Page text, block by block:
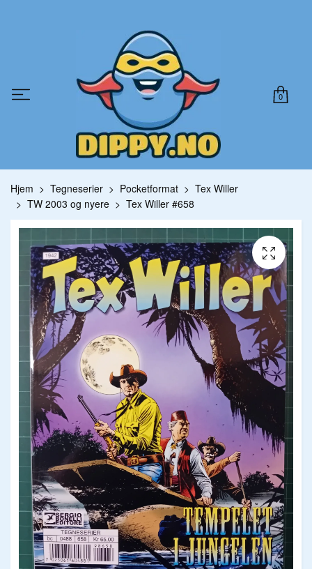
0
Hjem Tegneserier Pocketformat
Tex Willer
TW 2003 og nyere
Tex Willer #658